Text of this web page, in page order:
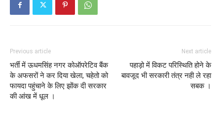
Previous article
भर्ती में ऊधमसिंह नगर कोऑपरेटिव बैंक
के अफसरों ने कर दिया खेला, चहेतो को
फायदा पहुंचाने के लिए झोंक दी सरकार
की आंख में धूल ।
Next article
पहाड़ो में विकट परिस्थिति होने के
बावजूद भी सरकारी तंत्र नही ले रहा
सबक ।